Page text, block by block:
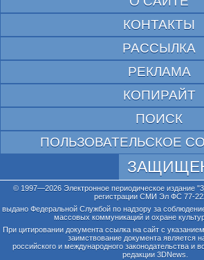
КОНТАКТЫ
РАССЫЛКА
РЕКЛАМА
КОПИРАЙТ
ПОИСК
ПОЛЬЗОВАТЕЛЬСКОЕ
© 1997—2026 Электронное периодическое издание
регистрации СМИ Эл ФС 77-
выдано Федеральной Службой по надзору за
массовых коммуникаций и охране
При цитировании документа ссылка на сайт с
заимствование документа является
российского и международного законодательства и
редакции 3DNews.